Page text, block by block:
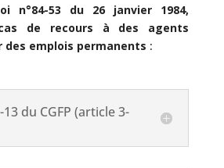
n°84-53 du 26 janvier 1984,
de recours à des agents
des emplois permanents :
du CGFP (article 3-